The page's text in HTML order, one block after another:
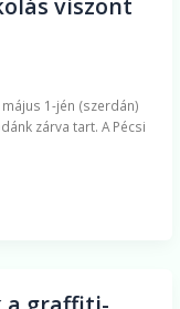
viszont
1-jén (szerdán)
zárva tart. A Pécsi